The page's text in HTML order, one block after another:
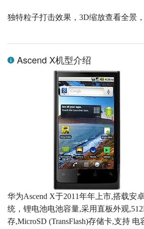
独特粒子打击效果， 3D缩放查看全景
Ascend X机型介绍
华为Ascend X于2011年年上市,搭载安
统，锂电池电池容量,采用直板外观
存,MicroSD (TransFlash)存储卡,支持